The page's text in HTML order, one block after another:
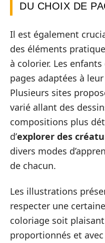
DU CHOIX DE
Il est également
des éléments
à colorier. Les
pages adaptées à
Plusieurs sites
varié allant des
compositions plus
d’explorer des
divers modes
de chacun.
Les illustrations
respecter une
coloriage soit
proportionnés et